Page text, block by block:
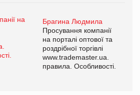
Брагина Людмила
Просування компанії
на порталі оптової та
роздрібної торгівлі
www.trademaster.ua.
правила. Особливості.